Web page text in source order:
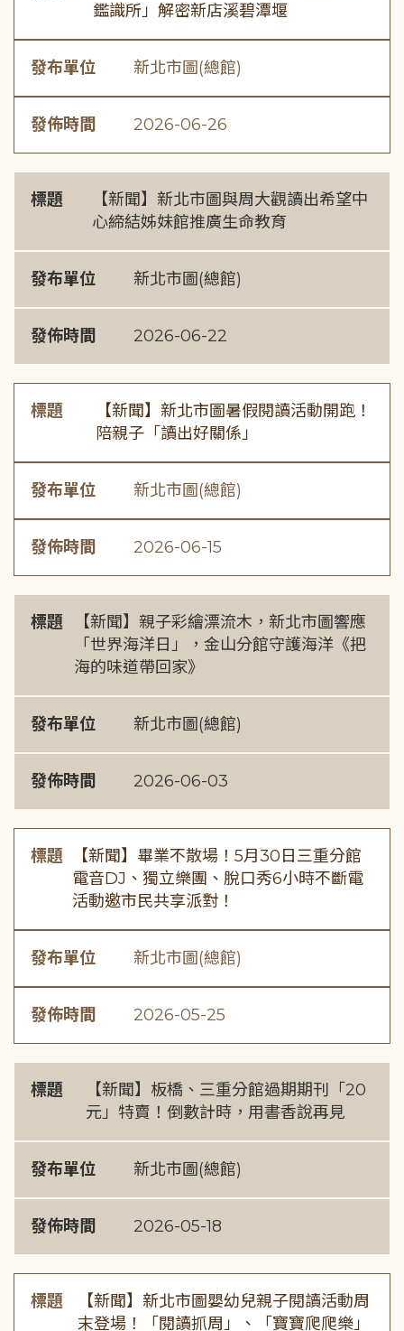
鑑識所」解密新店溪碧潭堰
發布單位 新北市圖(總館)
發佈時間 2026-06-26
標題
【新聞】新北市圖與周大觀讀出希望中
心締結姊妹館推廣生命教育
發布單位 新北市圖(總館)
發佈時間 2026-06-22
標題
【新聞】新北市圖暑假閱讀活動開跑！
陪親子「讀出好關係」
發布單位 新北市圖(總館)
發佈時間 2026-06-15
標題
【新聞】親子彩繪漂流木，新北市圖響應
「世界海洋日」，金山分館守護海洋《把
海的味道帶回家》
發布單位 新北市圖(總館)
發佈時間 2026-06-03
標題
【新聞】畢業不散場！5月30日三重分館
電音DJ、獨立樂團、脫口秀6小時不斷電
活動邀市民共享派對！
發布單位 新北市圖(總館)
發佈時間 2026-05-25
標題
【新聞】板橋、三重分館過期期刊「20
元」特賣！倒數計時，用書香說再見
發布單位 新北市圖(總館)
發佈時間 2026-05-18
標題
【新聞】新北市圖嬰幼兒親子閱讀活動周
末登場！「閱讀抓周」、「寶寶爬爬樂」